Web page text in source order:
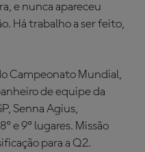
e nunca apareceu
Há trabalho a ser feito,
Campeonato Mundial,
de equipe da
Senna Agius,
e 9º lugares. Missão
para a Q2.